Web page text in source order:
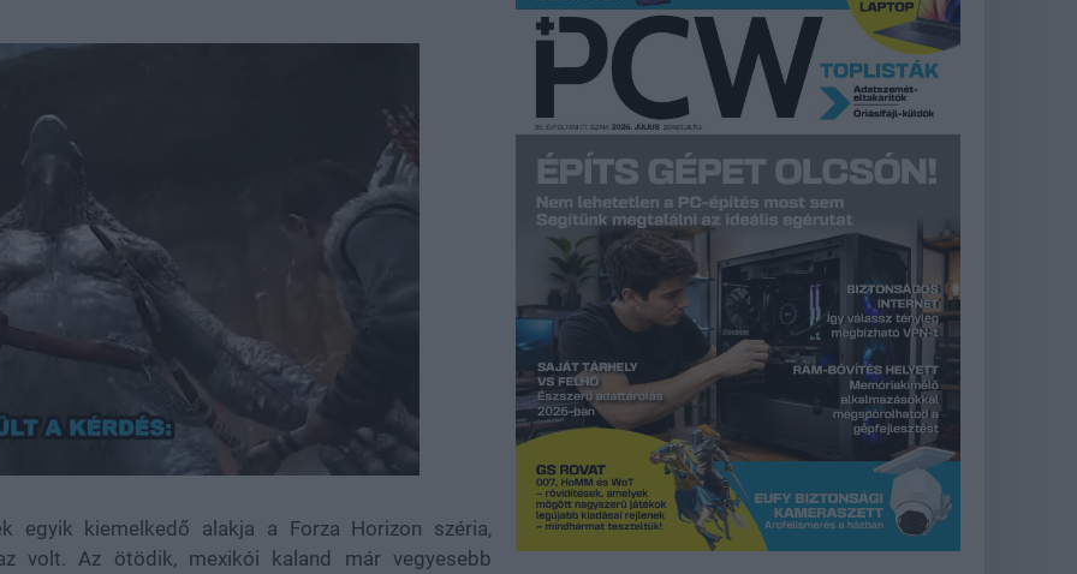
egyik kiemelkedő alakja a Forza Horizon széria,
volt. Az ötödik, mexikói kaland már vegyesebb